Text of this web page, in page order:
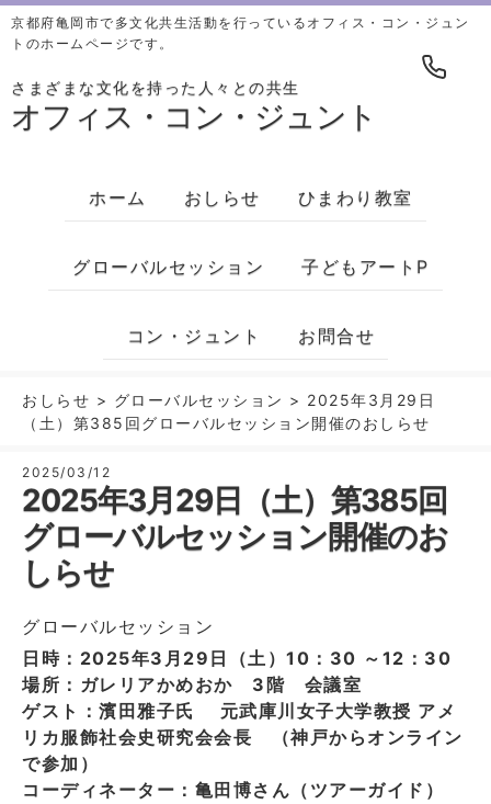
京都府亀岡市で多文化共生活動を行っているオフィス・コン・ジュン
トのホームページです。
さまざまな文化を持った人々との共生
オフィス・コン・ジュント
ホーム おしらせ ひまわり教室
グローバルセッション 子どもアートP
コン・ジュント お問合せ
おしらせ > グローバルセッション > 2025年3月29日
（土）第385回グローバルセッション開催のおしらせ
2025/03/12
2025年3月29日（土）第385回
グローバルセッション開催のお
しらせ
グローバルセッション
日時：2025年3月29日（土）10：30 ～12：30
場所：ガレリアかめおか 3階 会議室
ゲスト：濱田雅子氏 元武庫川女子大学教授 アメ
リカ服飾社会史研究会会長 （神戸からオンライン
で参加）
コーディネーター：亀田博さん（ツアーガイド）